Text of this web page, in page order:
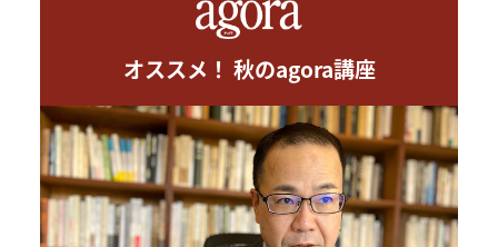
オススメ！ 秋のagora講座